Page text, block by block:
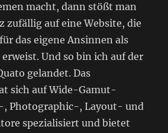
macht, dann stößt man
zufällig auf eine Website, die
das eigene Ansinnen als
Und so bin ich auf der
gelandet. Das
sich auf Wide-Gamut-
Photographic-, Layout- und
spezialisiert und bietet